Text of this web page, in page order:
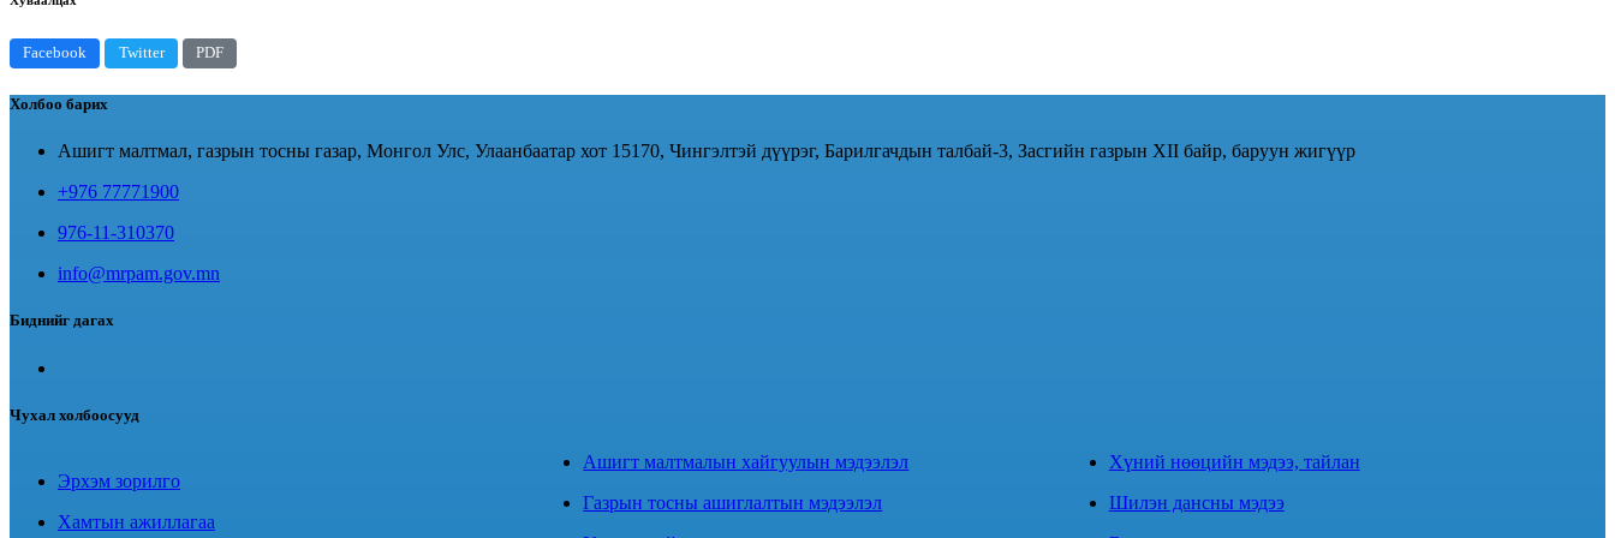
Facebook Twitter PDF
Холбоо барих
Ашигт малтмал, газрын тосны газар, Монгол Улс, Улаанбаатар хот 15170, Чингэлтэй дүүрэг, Барилгачдын талбай-3, Засгийн газрын XII байр, баруун жигүүр
+976 77771900
976-11-310370
info@mrpam.gov.mn
Биднийг дагах
Чухал холбоосууд
Эрхэм зорилго
Хамтын ажиллагаа
Ашигт малтмалын хайгуулын мэдээлэл
Газрын тосны ашиглалтын мэдээлэл
Хүний нөөцийн мэдээ, тайлан
Шилэн дансны мэдээ